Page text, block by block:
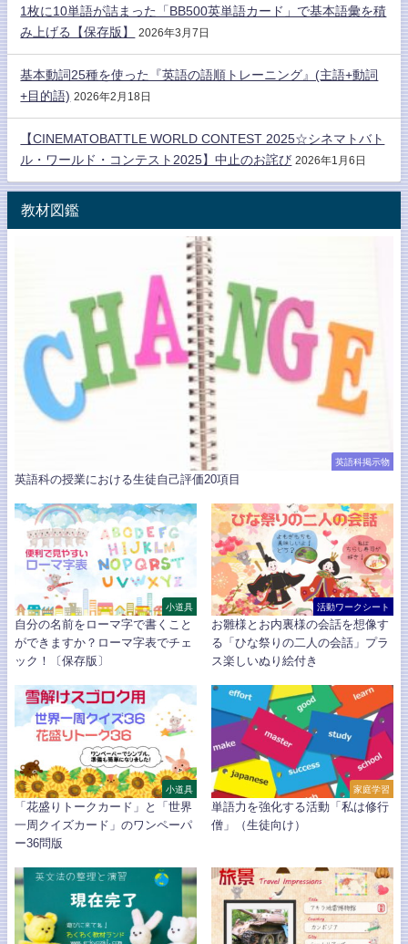
1枚に10単語が詰まった「BB500英単語カード」で基本語彙を積
み上げる【保存版】
2026年3月7日
基本動詞25種を使った『英語の語順トレーニング』(主語+動詞
+目的語) 2026年2月18日
【CINEMATOBATTLE WORLD CONTEST 2025☆シネマトバト
ル・ワールド・コンテスト2025】中止のお詫び 2026年1月6日
教材図鑑
英語科掲示物
英語科の授業における生徒自己評価20項目
小道具
自分の名前をローマ字で書くこと
ができますか？ローマ字表でチェ
ック！〔保存版〕
活動ワークシート
お雛様とお内裏様の会話を想像す
る「ひな祭りの二人の会話」プラ
ス楽しいぬり絵付き
小道具
「花盛りトークカード」と「世界
一周クイズカード」のワンペーパ
ー36問版
家庭学習
単語力を強化する活動「私は修行
僧」（生徒向け）